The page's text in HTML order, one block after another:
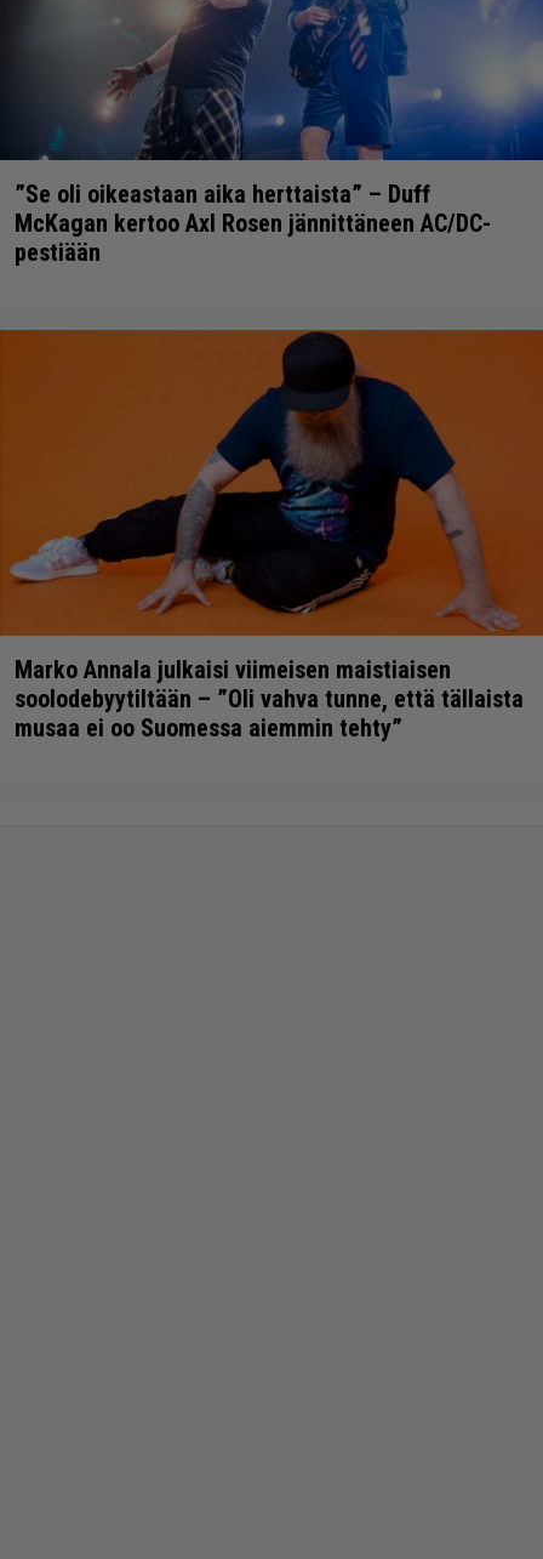
”Se oli oikeastaan aika herttaista” – Duff
McKagan kertoo Axl Rosen jännittäneen AC/DC-
pestiään
Marko Annala julkaisi viimeisen maistiaisen
soolodebyytiltään – ”Oli vahva tunne, että tällaista
musaa ei oo Suomessa aiemmin tehty”